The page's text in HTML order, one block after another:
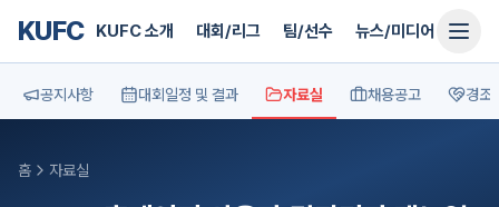
KUFC KUFC 소개 대회/리그 팀/선수 뉴스/미디어 지원
공지사항 대회일정 및 결과 자료실 채용공고 경조
홈 자료실